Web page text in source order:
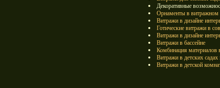
Декоративные
Орнаменты в витражном
Витражи в дизайне
Готические витражи в
Витражи в дизайне
Витражи в бассейне
Комбинация материалов
Витражи в детских
Витражи в детской